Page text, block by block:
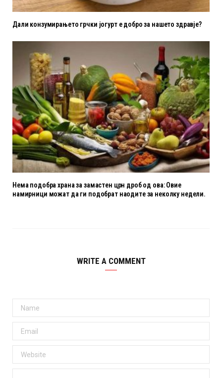
Дали конзумирањето грчки јогурт е добро за нашето здравје?
Нема подобра храна за замастен црн дроб од ова: Овие
намирници можат да ги подобрат наодите за неколку недели.
WRITE A COMMENT